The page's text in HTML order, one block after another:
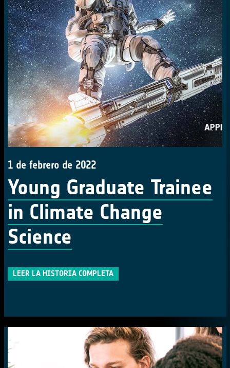
1 de febrero de 2022
Young Graduate Trainee
in Climate Change
Science
LEER LA HISTORIA COMPLETA